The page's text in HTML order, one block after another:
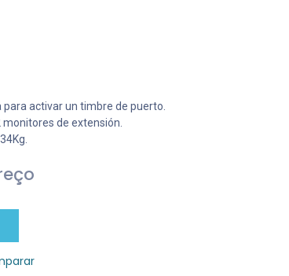
activar un timbre de puerto.
de extensión.